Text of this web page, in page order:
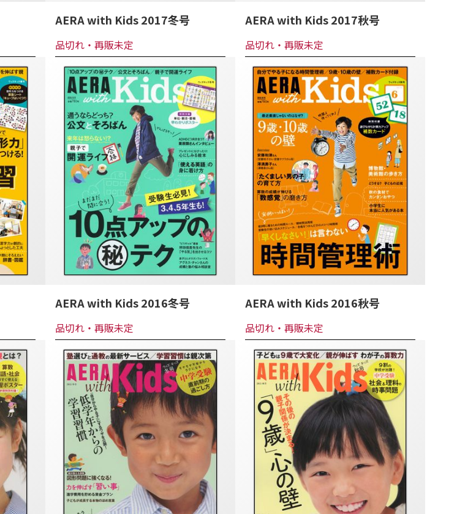
AERA with Kids 2017冬号
品切れ・再販未定
AERA with Kids 2017秋号
品切れ・再販未定
AERA with Kids 2016冬号
品切れ・再販未定
AERA with Kids 2016秋号
品切れ・再販未定